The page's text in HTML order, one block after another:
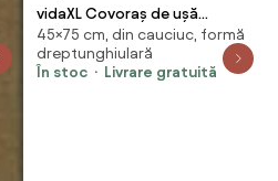
vidaXL Covoraș de ușă
dreptunghiular, 45x75 cm,
cauciuc
45×75 cm, din cauciuc, formă
dreptunghiulară
În stoc
Livrare gratuită